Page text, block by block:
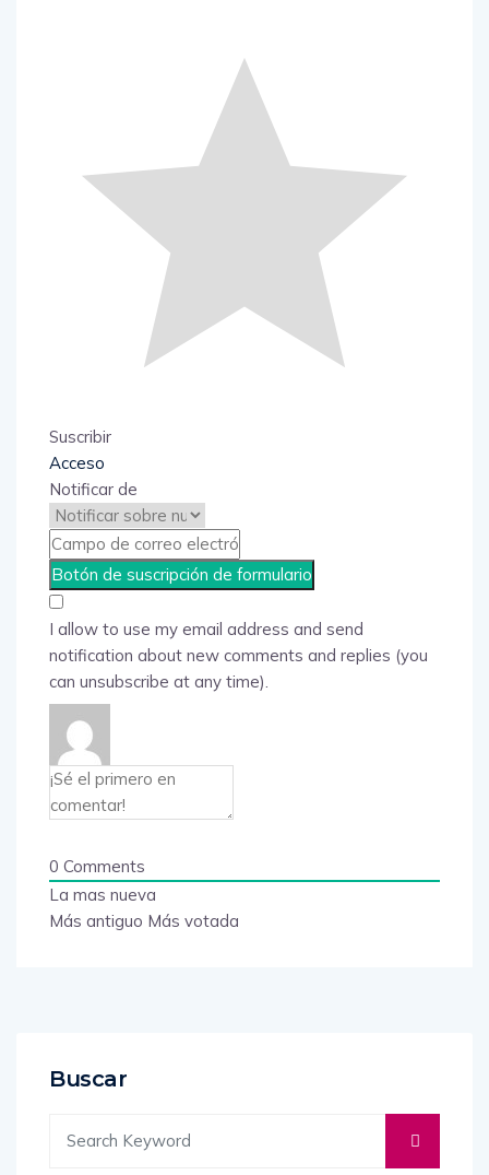
Suscribir
Acceso
Notificar de
I allow to use my email address and send
notification about new comments and replies (you
can unsubscribe at any time).
0 Comments
La mas nueva
Más antiguo Más votada
Buscar